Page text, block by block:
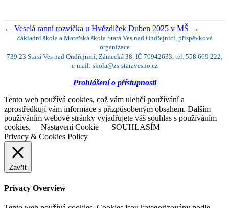
← Veselá ranní rozvička u Hvězdiček Duben 2025 v MŠ →
Základní škola a Mateřská škola Stará Ves nad Ondřejnicí, příspěvková
organizace
739 23 Stará Ves nad Ondřejnicí, Zámecká 38, IČ 70942633, tel. 558 669 222,
e-mail: skola@zs-staravesno.cz
Prohlášení o přístupnosti
Tento web používá cookies, což vám ulehčí používání a
zprostředkují vám informace s přizpůsobeným obsahem. Dalším
používáním webové stránky vyjadřujete váš souhlas s používáním
cookies.
Nastavení Cookie
SOUHLASÍM
Privacy & Cookies Policy
Zavřít
Privacy Overview